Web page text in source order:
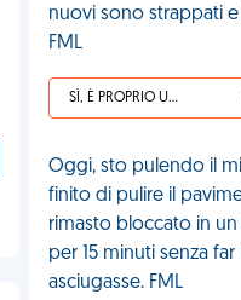
nuovi sono strappati
FML
SÌ, È PROPRIO UNA VDM!
Oggi, sto pulendo il
finito di pulire il
rimasto bloccato in
per 15 minuti senza
asciugasse. FML